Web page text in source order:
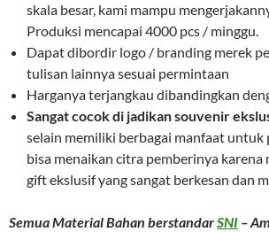
skala besar, kami mampu
Produksi mencapai 4000 pcs / minggu.
Dapat dibordir logo / branding merek
tulisan lainnya sesuai permintaan
Harganya terjangkau dibandingkan
Sangat cocok di jadikan souvenir
selain memiliki berbagai manfaat untuk
bisa menaikan citra pemberinya karena
gift ekslusif yang sangat berkesan dan
Semua Material Bahan berstandarSNI –